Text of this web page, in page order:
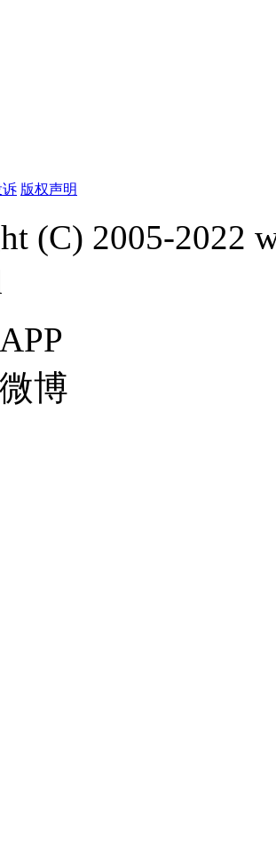
诉 版权声明
(C) 2005-2022
博